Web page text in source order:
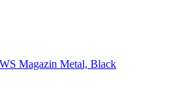
Magazin Metal, Black